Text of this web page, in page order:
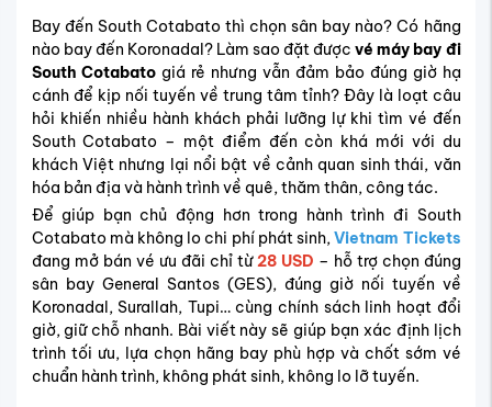
Bay đến South Cotabato thì chọn sân bay nào? Có hãng
nào bay đến Koronadal? Làm sao đặt đượcvé máy bay đi
South Cotabato giá rẻ nhưng vẫn đảm bảo đúng giờ hạ
cánh để kịp nối tuyến về trung tâm tỉnh? Đây là loạt câu
hỏi khiến nhiều hành khách phải lưỡng lự khi tìm vé đến
South Cotabato – một điểm đến còn khá mới với du
khách Việt nhưng lại nổi bật về cảnh quan sinh thái, văn
hóa bản địa và hành trình về quê, thăm thân, công tác.
Để giúp bạn chủ động hơn trong hành trình đi South
Cotabato mà không lo chi phí phát sinh,Vietnam Tickets
đang mở bán vé ưu đãi chỉ từ28 USD – hỗ trợ chọn đúng
sân bay General Santos (GES), đúng giờ nối tuyến về
Koronadal, Surallah, Tupi… cùng chính sách linh hoạt đổi
giờ, giữ chỗ nhanh. Bài viết này sẽ giúp bạn xác định lịch
trình tối ưu, lựa chọn hãng bay phù hợp và chốt sớm vé
chuẩn hành trình, không phát sinh, không lo lỡ tuyến.